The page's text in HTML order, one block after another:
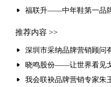
福联升——中年鞋第一品
推荐内容 >>
深圳市采纳品牌营销顾问
晓鸣股份——让世界看见
我会联袂品牌营销专家朱